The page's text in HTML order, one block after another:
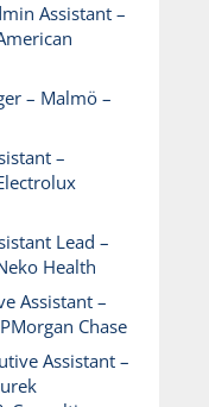
Assistant –
– Malmö –
–
Lead –
Health
Assistant –
Chase
Assistant –